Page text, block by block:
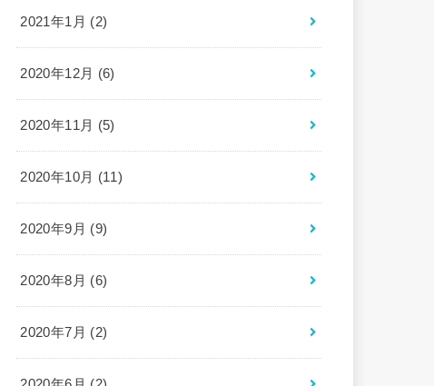
2021年1月 (2)
2020年12月 (6)
2020年11月 (5)
2020年10月 (11)
2020年9月 (9)
2020年8月 (6)
2020年7月 (2)